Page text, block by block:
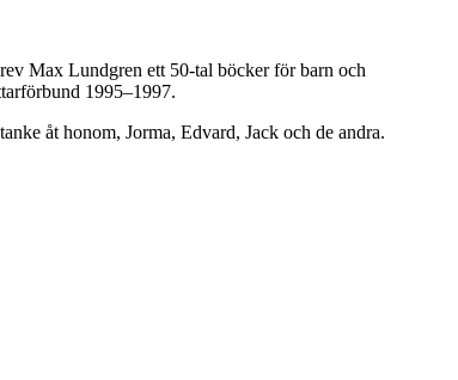
Max Lundgren ett 50-tal böcker för barn och
1995–1997.
åt honom, Jorma, Edvard, Jack och de andra.